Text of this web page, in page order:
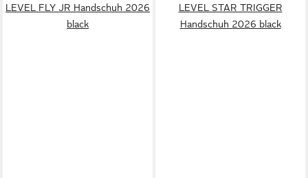
LEVEL FLY JR Handschuh 2026
black
LEVEL STAR TRIGGER
Handschuh 2026 black